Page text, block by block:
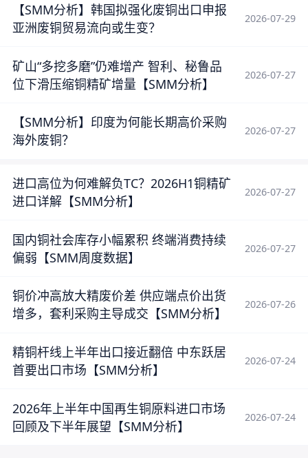
【SMM分析】韩国拟强化废铜出口申报
亚洲废铜贸易流向或生变？
2026-07-29
矿山“多挖多磨”仍难增产 智利、秘鲁品
位下滑压缩铜精矿增量【SMM分析】
2026-07-27
【SMM分析】印度为何能长期高价采购
海外废铜？
2026-07-27
进口高位为何难解负TC？2026H1铜精矿
进口详解【SMM分析】
2026-07-27
国内铜社会库存小幅累积 终端消费持续
偏弱【SMM周度数据】
2026-07-27
铜价冲高放大精废价差 供应端点价出货
增多，套利采购主导成交【SMM分析】
2026-07-26
精铜杆线上半年出口接近翻倍 中东跃居
首要出口市场【SMM分析】
2026-07-24
2026年上半年中国再生铜原料进口市场
回顾及下半年展望【SMM分析】
2026-07-24